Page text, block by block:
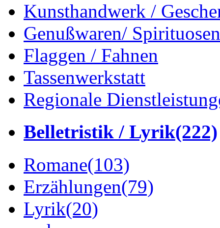
Kunsthandwerk /
Genußwaren/ Spirituosen
Flaggen / Fahnen
Tassenwerkstatt
Regionale
Belletristik / Lyrik(222)
Romane(103)
Erzählungen(79)
Lyrik(20)